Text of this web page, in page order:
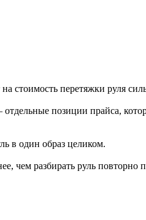
стоимость перетяжки руля
позиции прайса,
в один образ целиком.
чем разбирать руль повторно